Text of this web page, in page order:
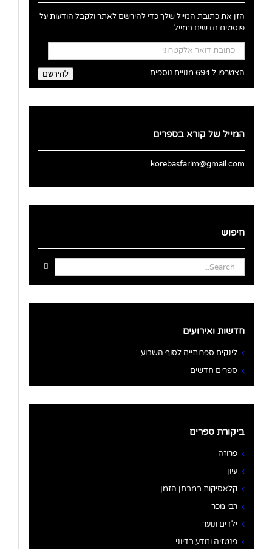
הזן את כתובת המייל שלך כדי להירשם לאתר ולקבל הודעות על
פוסטים חדשים במייל.
כתובת
דואר
אלקטרוני
להירשם הצטרפו ל 694 מנויים נוספים
המייל של קורא בספרים
korebasfarim@gmail.com
חיפוש
Search
for:
חדשות ואירועים
לינקים ספרותיים לסוף השבוע
ספרים חדשים
ביקורת ספרים
פרוזה
עיון
קלאסיקות במבחן הזמן
רבי מכר
ילדים ונוער
פנטזיה ומדע בדיוני